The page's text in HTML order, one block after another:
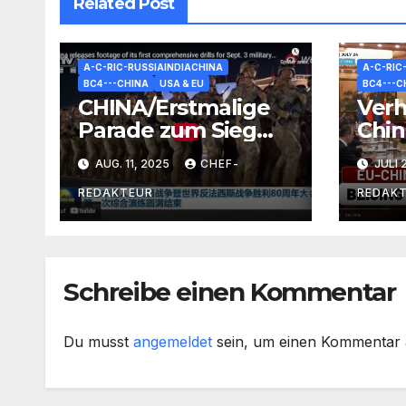
A-C-RIC-RUSSIAINDIACHINA
BC4---CHINA
USA & EU
CHINA/Erstmalige
Parade zum Sieg
über Japan: RUS-
Sieges-Feier-
Tradition nun auch
in Peking
AUG. 11, 2025 CHEF-
REDAKTEUR
A-C-
BC4---
JULI
Schreibe einen Kommentar
Du musst angemeldet sein, um einen Kommentar